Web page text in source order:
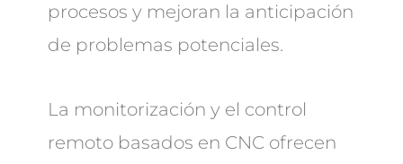
procesos y mejoran la anticipación
de problemas potenciales.
La monitorización y el control
remoto basados en CNC ofrecen